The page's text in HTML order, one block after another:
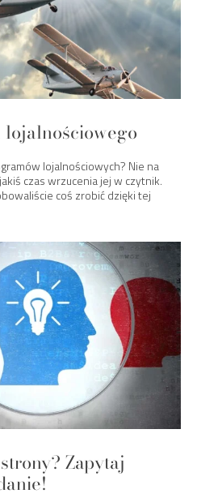
lojalnościowych? Nie na
czas wrzucenia jej w czytnik.
coś zrobić dzięki tej
Zapytaj